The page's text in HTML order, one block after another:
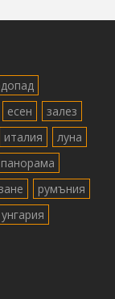
есен
залез
италия
луна
панорама
румъния
унгария